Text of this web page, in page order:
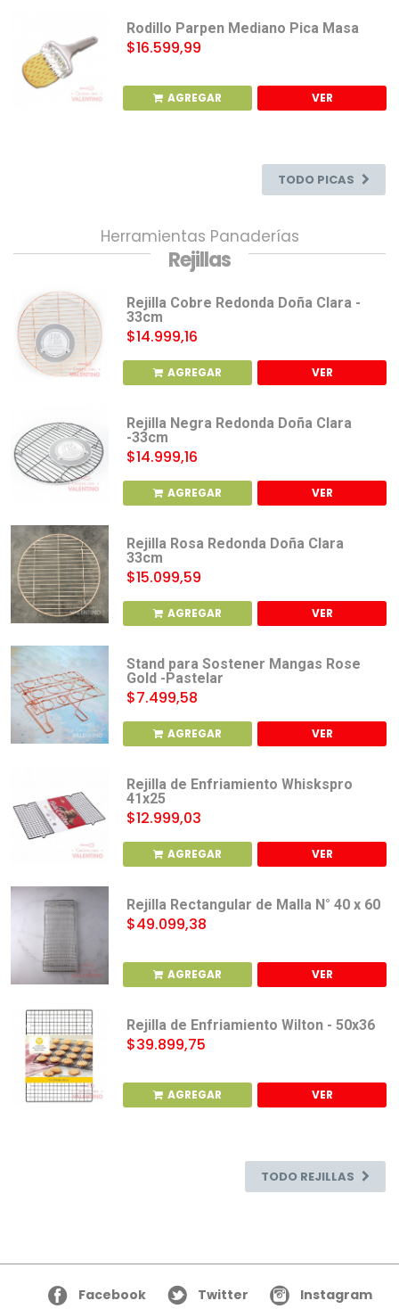
Rodillo Parpen Mediano Pica Masa
$16.599,99
AGREGAR VER
TODO PICAS
Herramientas Panaderías
Rejillas
Rejilla Cobre Redonda Doña Clara -
33cm
$14.999,16
AGREGAR VER
Rejilla Negra Redonda Doña Clara
-33cm
$14.999,16
AGREGAR VER
Rejilla Rosa Redonda Doña Clara
33cm
$15.099,59
AGREGAR VER
Stand para Sostener Mangas Rose
Gold -Pastelar
$7.499,58
AGREGAR VER
Rejilla de Enfriamiento Whiskspro
41x25
$12.999,03
AGREGAR VER
Rejilla Rectangular de Malla N° 40 x 60
$49.099,38
AGREGAR VER
Rejilla de Enfriamiento Wilton - 50x36
$39.899,75
AGREGAR VER
TODO REJILLAS
Facebook Twitter Instagram